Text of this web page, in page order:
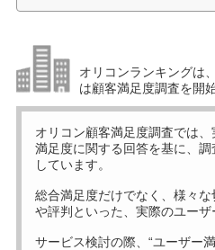
オリコンランキングは
は顧客満足度調査を開始
オリコン顧客満足度調査では
満足度に関する回答を基に、調
しています。
総合満足度だけでなく、様々な
や評判といった、実際のユーザ
サービス検討の際、“ユーザー